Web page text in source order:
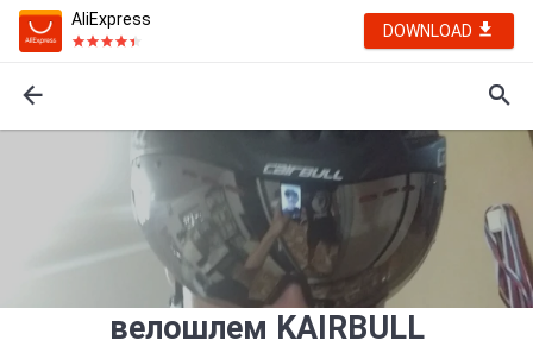
AliExpress
DOWNLOAD
велошлем KAIRBULL